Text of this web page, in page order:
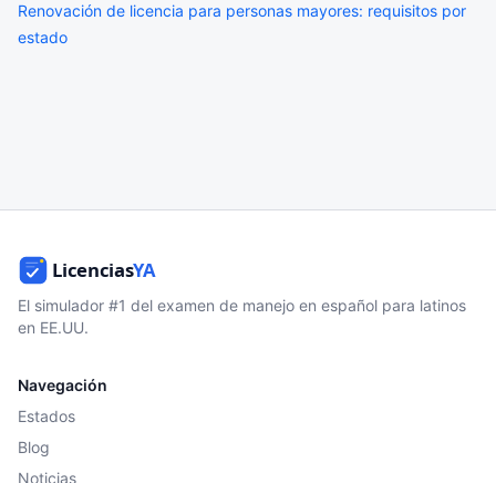
Renovación de licencia para personas mayores: requisitos por
estado
El simulador #1 del examen de manejo en español para latinos
en EE.UU.
Navegación
Estados
Blog
Noticias